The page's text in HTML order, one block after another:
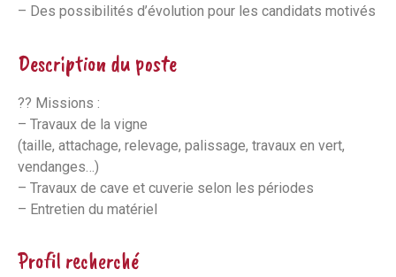
– Des possibilités d’évolution pour les candidats motivés
Description du poste
?? Missions :
– Travaux de la vigne
(taille, attachage, relevage, palissage, travaux en vert,
vendanges…)
– Travaux de cave et cuverie selon les périodes
– Entretien du matériel
Profil recherché